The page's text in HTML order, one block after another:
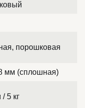
порошковая
мм (сплошная)
5 кг